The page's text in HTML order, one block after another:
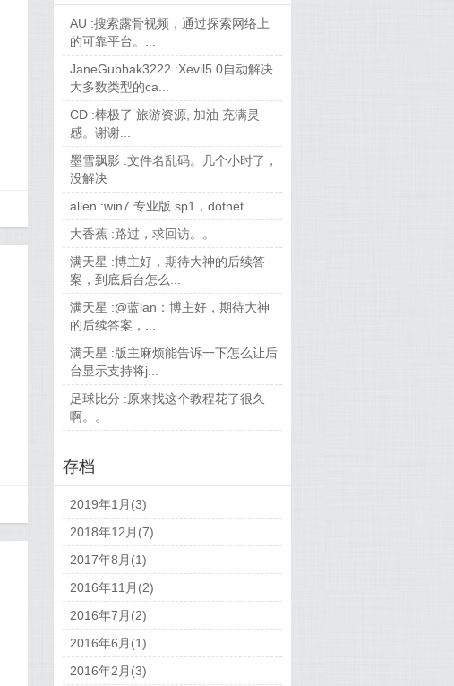
AU :搜索露骨视频，通过探索网络上
的可靠平台。...
JaneGubbak3222 :Xevil5.0自动解决
大多数类型的ca...
CD :棒极了 旅游资源, 加油 充满灵
感。谢谢...
墨雪飘影 :文件名乱码。几个小时了，
没解决
allen :win7 专业版 sp1，dotnet ...
大香蕉 :路过，求回访。。
满天星 :博主好，期待大神的后续答
案，到底后台怎么...
满天星 :@蓝lan：博主好，期待大神
的后续答案，...
满天星 :版主麻烦能告诉一下怎么让后
台显示支持将j...
足球比分 :原来找这个教程花了很久
啊。。
存档
2019年1月(3)
2018年12月(7)
2017年8月(1)
2016年11月(2)
2016年7月(2)
2016年6月(1)
2016年2月(3)